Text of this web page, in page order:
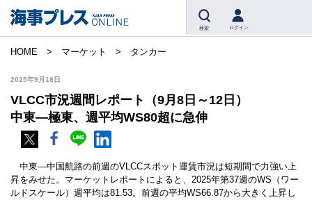
検索 ログイン
HOME マーケット タンカー
2025年9月18日
VLCC市況週間レポート（9月8日～12日）
中東―極東、週平均WS80超に急伸
中東―中国航路の前週のVLCCスポット運賃市況は短期間で力強い上
昇をみせた。マーケットレポートによると、2025年第37週のWS（ワー
ルドスケール）週平均は81.53。前週の平均WS66.87から大きく上昇し